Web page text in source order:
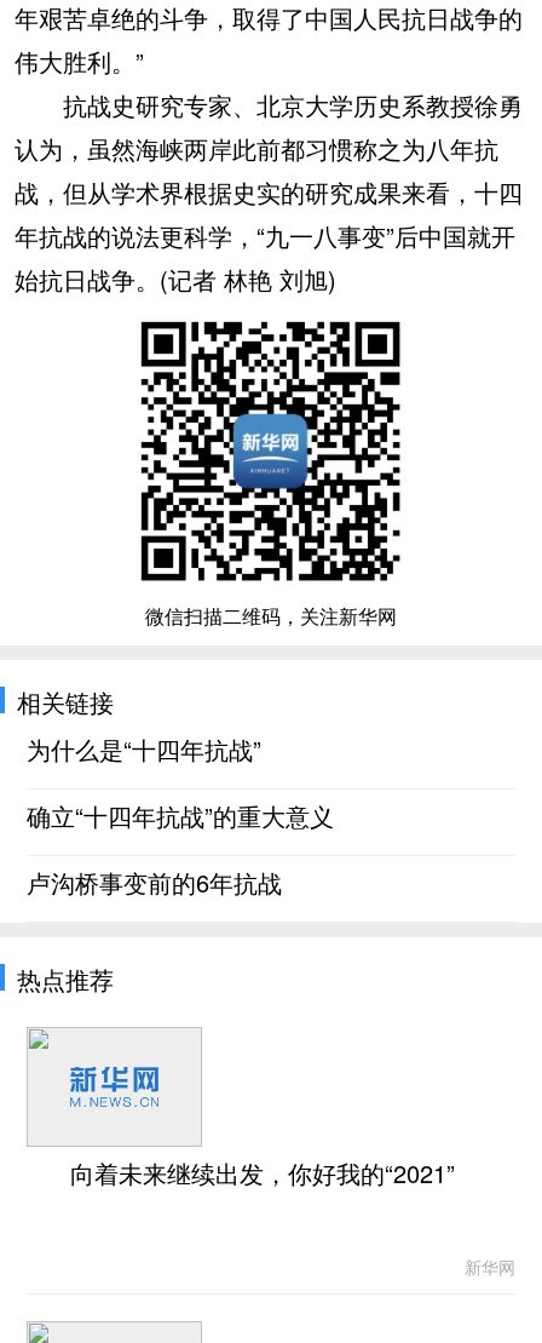
年艰苦卓绝的斗争，取得了中国人民抗日战争的
伟大胜利。”
抗战史研究专家、北京大学历史系教授徐勇
认为，虽然海峡两岸此前都习惯称之为八年抗
战，但从学术界根据史实的研究成果来看，十四
年抗战的说法更科学，“九一八事变”后中国就开
始抗日战争。(记者 林艳 刘旭)
微信扫描二维码，关注新华网
相关链接
为什么是“十四年抗战”
确立“十四年抗战”的重大意义
卢沟桥事变前的6年抗战
热点推荐
向着未来继续出发，你好我的“2021”
新华网